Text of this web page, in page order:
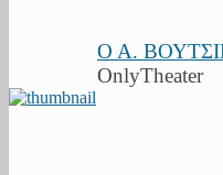
Ο Α.
OnlyTheater